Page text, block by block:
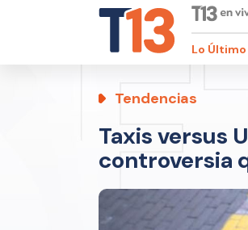
Lo Último
Tendencias
Taxis versus
controversia